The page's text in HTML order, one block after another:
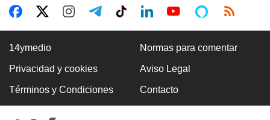
CUBA
Los Supertanqueros están de nuevo en el
horizonte de Matanzas, aunque sin funcionar
14ymedio Normas para comentar
Privacidad y cookies Aviso Legal
Términos y Condiciones Contacto